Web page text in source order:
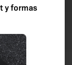
y formas